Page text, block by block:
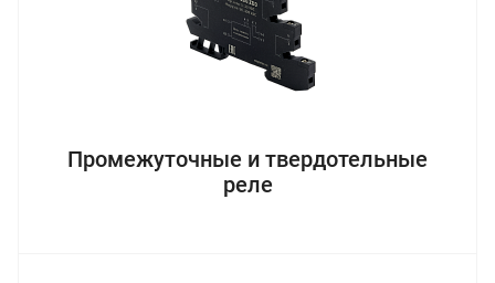
Промежуточные и твердотельные
реле